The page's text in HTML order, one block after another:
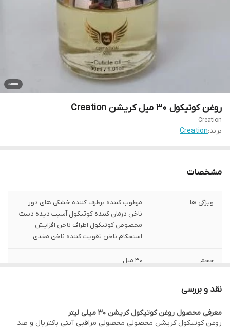
روغن کوتیکول 30 میل کریشن Creation
Creation
برند:Creation
مشخصات
ویژگی ها
مرطوب کننده برطرف کننده خشکی های دور
ناخن درمان کننده کوتیکول آسیب دیده دست
مخصوص کوتیکول اطراف ناخن افزایش
استحکام ناخن تقویت کننده ناخن مغذی
حجم 30 میل
نقد و بررسی
معرفی محصول روغن کوتیکول کریشن 30 میلی لیتر
روغن کوتیکول کریشن محصولی محصولی مراقبی آنتی باکتریال و ضد